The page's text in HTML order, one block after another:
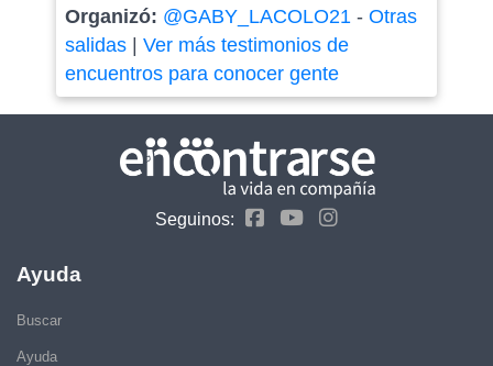
Organizó: @GABY_LACOLO21- Otras
salidas| Ver más testimonios de
encuentros para conocer gente
Seguinos:
Ayuda
Buscar
Ayuda